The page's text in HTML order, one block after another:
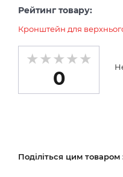
Рейтинг товару:
Кронштейн для
0
Поділіться цим товаром